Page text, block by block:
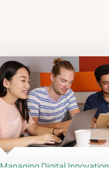
Managing Digital Innovation